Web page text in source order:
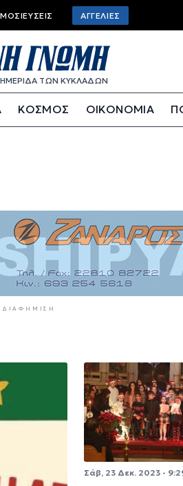
Top bar menuΑΓΓΕΛΊΕΣ
ΤΩΝ ΚΥΚΛΑΔΩΝ
ΚΟΣΜΟΣ ΟΙΚΟΝΟΜΙΑ
ΔΙΑΦΉΜΙΣΗ
Σάβ, 23 Δεκ. 2023 -